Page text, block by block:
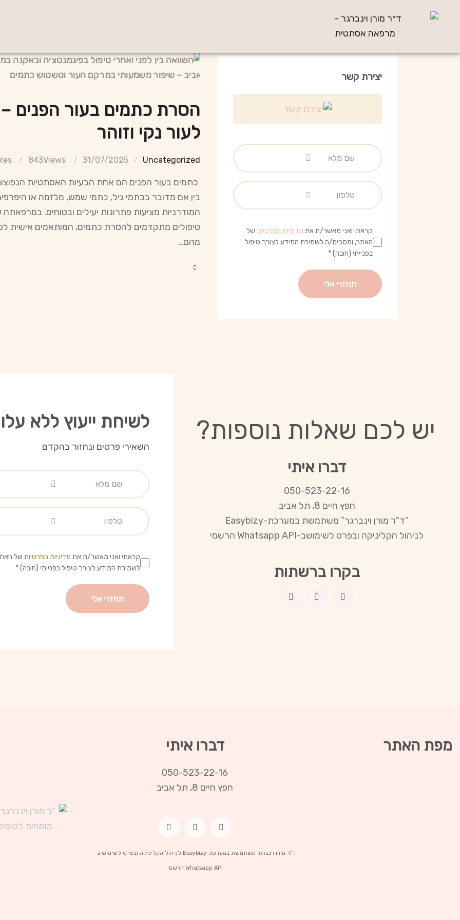
הסרת כתמים בעור הפנים
לעור נקי וזוהר
Uncategorized
31/07/2025
843Views
כתמים בעור הפנים הם אחת הבעיות האסתטיות
בין אם מדובר בכתמי גיל, כתמי שמש, מלזמה או
המודרניות מציעות פתרונות יעילים ובטוחים.
טיפולים מתקדמים להסרת כתמים, המותאמים אישית
מהם…
יצירת קשר
קראתי ואני מאשר/ת את מדיניות הפרטיות של
האתר, ומסכים/ה לשמירת המידע לצורך טיפול
בפנייתי (חובה) *
יש לכם שאלות נוספות?
דברו איתי
050-523-22-16
חפץ חיים 8, תל אביב
“ד"ר מורן וינברגר” משתמשת במערכת-Easybizy
לניהול הקליניקה ובפרט לשימושב-Whatsapp API הרשמי
בקרו ברשתות
לשיחת ייעוץ ללא
השאירי פרטים ונחזור בהקדם
קראתי ואני מאשר/ת את מדיניות הפרטיותשל
לשמירת המידע לצורך טיפול בפנייתי (חובה) *
מפת האתר דברו איתי
050-523-22-16
חפץ חיים 8, תל אביב
ד"ר מורן וינברגר משתמשת במערכת-Easybizy לניהול הקליניקה ובפרט לשימוש ב-
Whatsapp API הרשמי